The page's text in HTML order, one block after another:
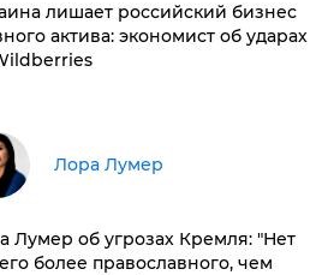
лишает российский бизнес
актива: экономист об ударах
​Лора Лумер
Лумер об угрозах Кремля: "Нет
более православного, чем